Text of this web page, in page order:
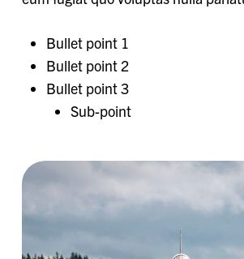
Bullet point 1
Bullet point 2
Bullet point 3
Sub-point